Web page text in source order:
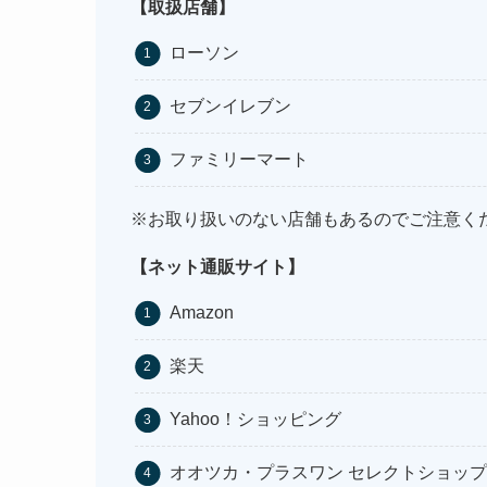
【取扱店舗】
ローソン
セブンイレブン
ファミリーマート
※お取り扱いのない店舗もあるのでご注意く
【ネット通販サイト】
Amazon
楽天
Yahoo！ショッピング
オオツカ・プラスワン セレクトショップ